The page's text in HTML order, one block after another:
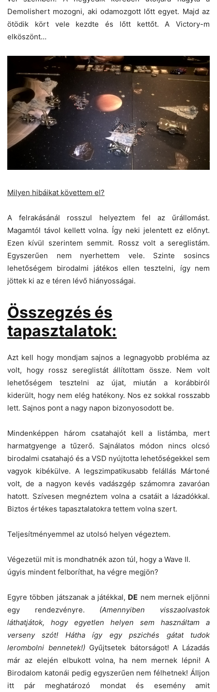
Demolishert mozogni, aki odamozgott lőtt egyet. Majd az
ötödik kört vele kezdte és lőtt kettőt. A Victory-m
elköszönt…
Milyen hibáikat követtem el?
A felrakásánál rosszul helyeztem fel az űrállomást.
Magamtól távol kellett volna. Így neki jelentett ez előnyt.
Ezen kívül szerintem semmit. Rossz volt a sereglistám.
Egyszerűen nem nyerhettem vele. Szinte sosincs
lehetőségem birodalmi játékos ellen tesztelni, így nem
jöttek ki az e téren lévő hiányosságai.
Összegzés és
tapasztalatok:
Azt kell hogy mondjam sajnos a legnagyobb probléma az
volt, hogy rossz sereglistát állítottam össze. Nem volt
lehetőségem tesztelni az újat, miután a korábbiról
kiderült, hogy nem elég hatékony. Nos ez sokkal rosszabb
lett. Sajnos pont a nagy napon bizonyosodott be.
Mindenképpen három csatahajót kell a listámba, mert
harmatgyenge a tűzerő. Sajnálatos módon nincs olcsó
birodalmi csatahajó és a VSD nyújtotta lehetőségekkel sem
vagyok kibékülve. A legszimpatikusabb felállás Mártoné
volt, de a nagyon kevés vadászgép számomra zavaróan
hatott. Szívesen megnéztem volna a csatáit a lázadókkal.
Biztos értékes tapasztalatokra tettem volna szert.
Teljesítményemmel az utolsó helyen végeztem.
Végezetül mit is mondhatnék azon túl, hogy a Wave II.
úgyis mindent felboríthat, ha végre megjön?
Egyre többen játszanak a játékkal, DE nem mernek eljönni
egy rendezvényre. (Amennyiben visszaolvastok
láthatjátok, hogy egyetlen helyen sem használtam a
verseny szót! Hátha így egy pszichés gátat tudok
lerombolni bennetek!)Gyűjtsetek bátorságot! A Lázadás
már az elején elbukott volna, ha nem mernek lépni! A
Birodalom katonái pedig egyszerűen nem félhetnek! Álljon
itt pár meghatározó mondat és esemény amit